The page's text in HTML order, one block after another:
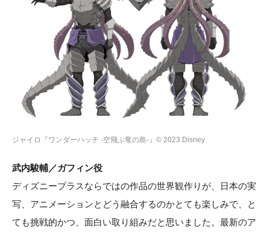
ジャイロ『ワンダーハッチ -空飛ぶ竜の島-』© 2023 Disney
武内駿輔／ガフィン役
ディズニープラスならではの作品の世界観作りが、日本の実
写、アニメーションとどう融合するのかとても楽しみで、と
ても挑戦的かつ、面白い取り組みだと思いました。最新のア